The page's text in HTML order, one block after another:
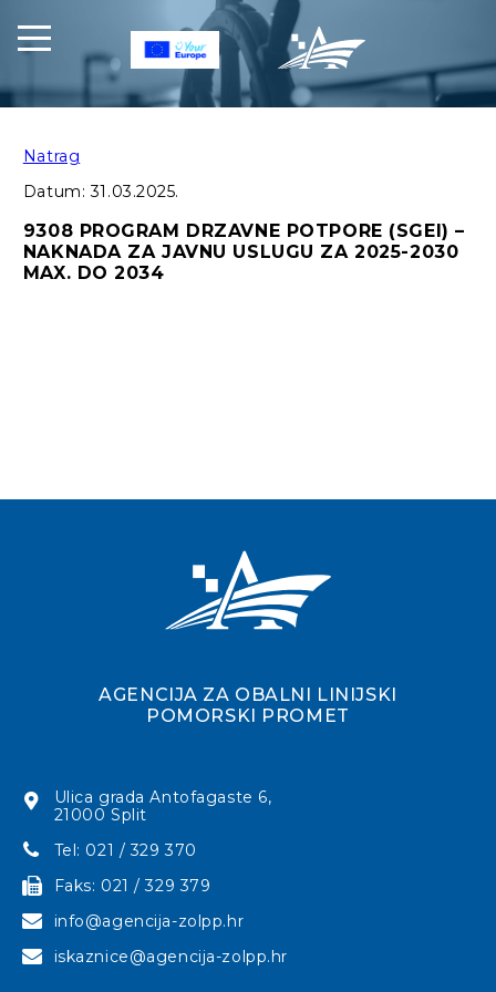
Natrag
Datum:31.03.2025.
9308 PROGRAM DRZAVNE POTPORE (SGEI) –
NAKNADA ZA JAVNU USLUGU ZA 2025-2030
MAX. DO 2034
AGENCIJA ZA OBALNI LINIJSKI
POMORSKI PROMET
Ulica grada Antofagaste 6,
21000 Split
Tel: 021 / 329 370
Faks: 021 / 329 379
info@agencija-zolpp.hr
iskaznice@agencija-zolpp.hr